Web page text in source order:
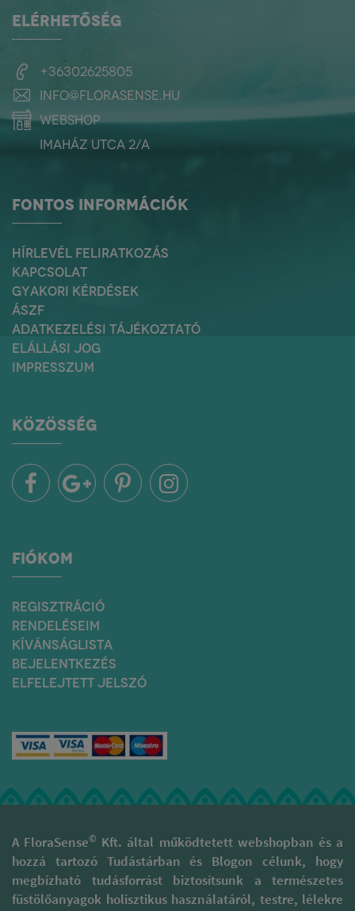
ELÉRHETŐSÉG
+36302625805
info@florasense.hu
webshop
Imaház utca 2/a
FONTOS INFORMÁCIÓK
HÍRLEVÉL FELIRATKOZÁS
KAPCSOLAT
GYAKORI KÉRDÉSEK
ÁSZF
ADATKEZELÉSI TÁJÉKOZTATÓ
ELÁLLÁSI JOG
IMPRESSZUM
KÖZÖSSÉG
FIÓKOM
REGISZTRÁCIÓ
RENDELÉSEIM
KÍVÁNSÁGLISTA
BEJELENTKEZÉS
ELFELEJTETT JELSZÓ
A FloraSense© Kft. által működtetett webshopban és a
hozzá tartozó Tudástárban és Blogon célunk, hogy
megbízható tudásforrást biztosítsunk a természetes
füstölőanyagok holisztikus használatáról, testre, lélekre